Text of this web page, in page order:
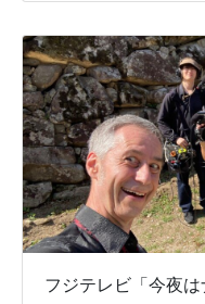
フジテレビ「今夜